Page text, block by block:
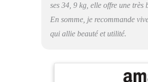
ses 34, 9 kg, elle offre une très
En somme, je recommande
qui allie beauté et utilité.